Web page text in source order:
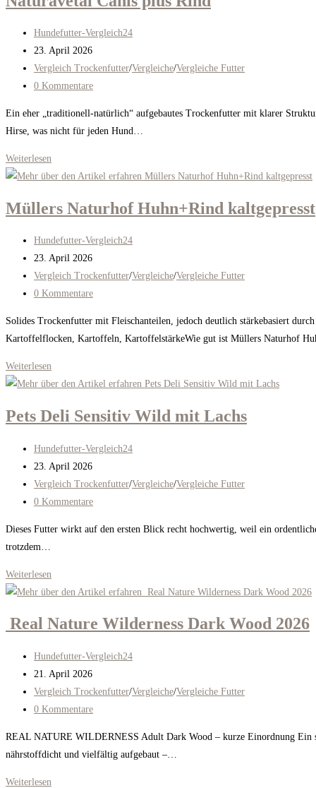
Beitrags-
Autor:
Hundefutter-Vergleich24
Beitrag
veröffentlicht:
23. April 2026
Beitrags-
Kategorie:
Vergleich Trockenfutter/Vergleiche/Vergleiche Futter
Beitrags-
0 Kommentare
Ein eher „traditionell-natürlich“ aufgebautes Trockenfutter mit klarer
Hirse, was nicht für jeden Hund…
Weiterlesen
Canis
Rind
Müllers Naturhof Huhn+Rind kaltgepresst
Beitrags-
Autor:
Hundefutter-Vergleich24
Beitrag
veröffentlicht:
23. April 2026
Beitrags-
Kategorie:
Vergleich Trockenfutter/Vergleiche/Vergleiche Futter
Beitrags-
0 Kommentare
Solides Trockenfutter mit Fleischanteilen, jedoch deutlich stärkebasiert
Kartoffelflocken, Kartoffeln, KartoffelstärkeWie gut ist Müllers Naturhof
Weiterlesen
Naturhof
kaltgepresst
Pets Deli Sensitiv Wild mit Lachs
Beitrags-
Autor:
Hundefutter-Vergleich24
Beitrag
veröffentlicht:
23. April 2026
Beitrags-
Kategorie:
Vergleich Trockenfutter/Vergleiche/Vergleiche Futter
Beitrags-
0 Kommentare
Dieses Futter wirkt auf den ersten Blick recht hochwertig, weil ein
trotzdem…
Weiterlesen
Deli
Wild
Lachs
Real Nature Wilderness Dark Wood 2026
Beitrags-
Autor:
Hundefutter-Vergleich24
Beitrag
veröffentlicht:
21. April 2026
Beitrags-
Kategorie:
Vergleich Trockenfutter/Vergleiche/Vergleiche Futter
Beitrags-
0 Kommentare
REAL NATURE WILDERNESS Adult Dark Wood – kurze Einordnung Ein
nährstoffdicht und vielfältig aufgebaut –…
Weiterlesen